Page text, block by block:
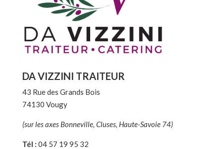
DA VIZZINI TRAITEUR
43 Rue des Grands Bois
74130 Vougy
(sur les axes Bonneville, Cluses, Haute-Savoie 74)
Tél : 04 57 19 95 32